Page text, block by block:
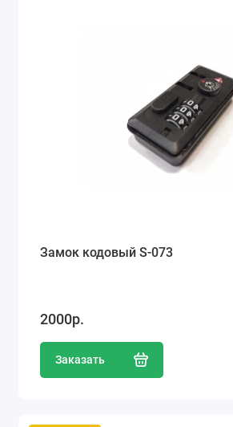
Замок кодовый S-073
2000р.
Заказать